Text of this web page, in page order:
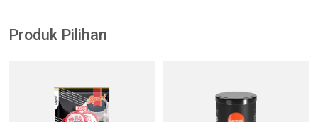
Produk Pilihan